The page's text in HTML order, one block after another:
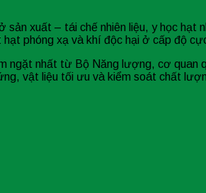
xuất – tái chế nhiên liệu, y học hạt
phóng xạ và khí độc hại ở cấp độ
ngặt nhất từ Bộ Năng lượng, cơ quan
vật liệu tối ưu và kiểm soát chất